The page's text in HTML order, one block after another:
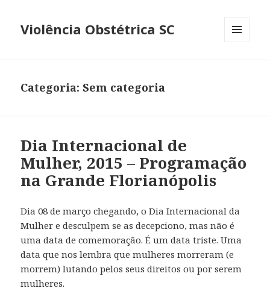
Violência Obstétrica SC
Categoria:Sem categoria
Dia Internacional de
Mulher, 2015 – Programação
na Grande Florianópolis
Dia 08 de março chegando, o Dia Internacional da
Mulher e desculpem se as decepciono, mas não é
uma data de comemoração. É um data triste. Uma
data que nos lembra que mulheres morreram (e
morrem) lutando pelos seus direitos ou por serem
mulheres.